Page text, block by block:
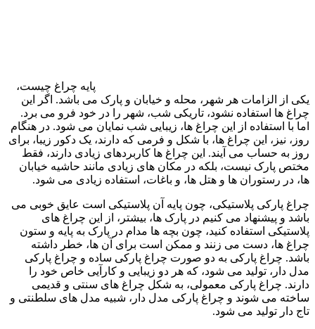
پایه چراغ چیست،
از الزامات هر شهر، محله و خیابان و پارک می باشد. اگر این
ها استفاده نشود، تاریکی شب، شهر را در خود فرو می برد.
با استفاده از این چراغ ها، زیبایی شب نمایان می شود. در هنگام
نیز، این چراغ ها، با شکل و فرمی که دارند، یک دکور زیبا، برای
به حساب می آیند. این چراغ ها کاربردهای زیادی دارند، فقط
پارک نیست، بلکه در مکان های زیادی مانند حاشیه خیابان
در رستوران ها و هتل ها، و باغات، استفاده زیادی می شود.
پارکی پلاستیکی، چون پایه آن پلاستیکی است عایق خوبی می
و پیشنهاد می کنیم در پارک ها، بیشتر، از این چراغ های
استفاده کنید، چون بچه ها مدام در پارک به پایه و ستون
ها، دست می زنند و ممکن است برای آن ها، خطر داشته
چراغ پارکی به دو صورت چراغ پارکی ساده و چراغ پارکی
دار، تولید می شود، که هر دو زیبایی و کارآیی خاص خود را
چراغ پارکی معمولی، به شکل چراغ های سنتی و قدیمی
می شوند و چراغ پارکی مدل دار، شبیه مدل های سلطنتی و
دار تولید می شود.